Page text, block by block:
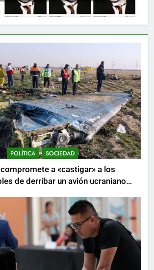
POLÍTICA SOCIEDAD
a «castigar» a los
de derribar un avión ucraniano